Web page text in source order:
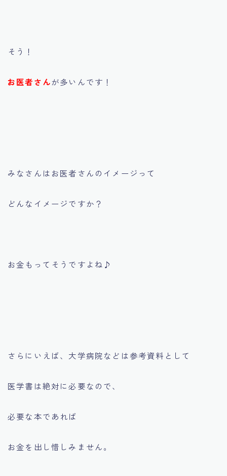
そう！
お医者さんが多いんです！
みなさんはお医者さんのイメージって
どんなイメージですか？
お金もってそうですよね♪
さらにいえば、大学病院などは参考資料として
医学書は絶対に必要なので、
必要な本であれば
お金を出し惜しみません。